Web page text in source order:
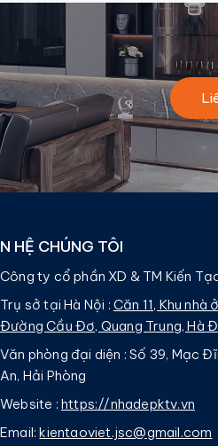
HỆ CHÚNG TÔI
Công ty cổ phần XD & TM Kiến
Trụ sở tại Hà Nội : Căn 11, Khu nhà
Đường Cầu Đơ, Quang Trung, Hà
Văn phòng đại diện : Số 39, Mạc
An, Hải Phòng
Website : https://nhadepktv.vn
Email:kientaoviet.jsc@gmail.com